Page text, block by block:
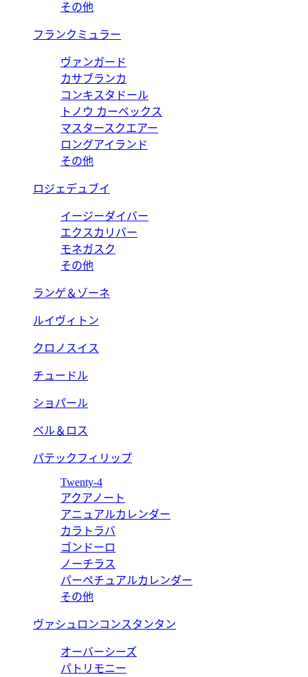
その他
フランクミュラー
ヴァンガード
カサブランカ
コンキスタドール
トノウ カーベックス
マスタースクエアー
ロングアイランド
その他
ロジェデュブイ
イージーダイバー
エクスカリバー
モネガスク
その他
ランゲ＆ゾーネ
ルイヴィトン
クロノスイス
チュードル
ショパール
ベル＆ロス
パテックフィリップ
Twenty-4
アクアノート
アニュアルカレンダー
カラトラバ
ゴンドーロ
ノーチラス
パーペチュアルカレンダー
その他
ヴァシュロンコンスタンタン
オーバーシーズ
パトリモニー